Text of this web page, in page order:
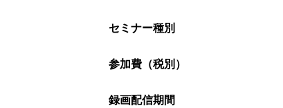
セミナー種別
参加費（税別）
録画配信期間